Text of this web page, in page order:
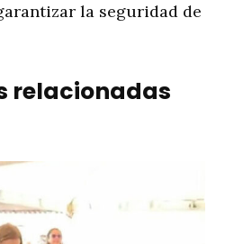
la seguridad de
relacionadas